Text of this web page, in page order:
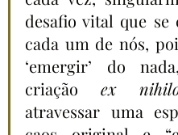
desafio vital que se
cada um de nós,
‘emergir’ do
criação ex
atravessar uma